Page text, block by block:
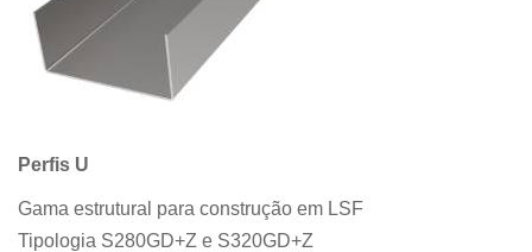
Perfis U
Gama estrutural para construção em LSF
Tipologia S280GD+Z e S320GD+Z